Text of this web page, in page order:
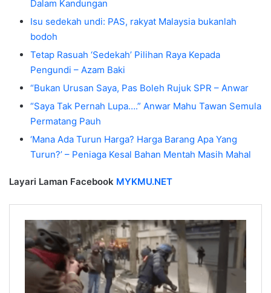
Dalam Kandungan
Isu sedekah undi: PAS, rakyat Malaysia bukanlah
bodoh
Tetap Rasuah ‘Sedekah’ Pilihan Raya Kepada
Pengundi – Azam Baki
“Bukan Urusan Saya, Pas Boleh Rujuk SPR – Anwar
“Saya Tak Pernah Lupa….” Anwar Mahu Tawan Semula
Permatang Pauh
‘Mana Ada Turun Harga? Harga Barang Apa Yang
Turun?’ – Peniaga Kesal Bahan Mentah Masih Mahal
Layari Laman Facebook MYKMU.NET